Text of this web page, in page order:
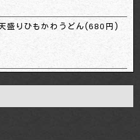
盛りひもかわうどん(680円)